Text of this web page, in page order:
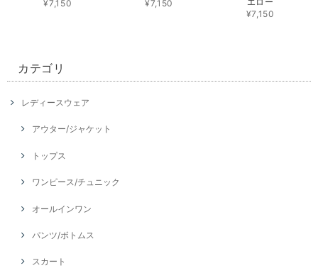
¥7,150
¥7,150
¥7,150
カテゴリ
レディースウェア
アウター/ジャケット
トップス
ワンピース/チュニック
オールインワン
パンツ/ボトムス
スカート